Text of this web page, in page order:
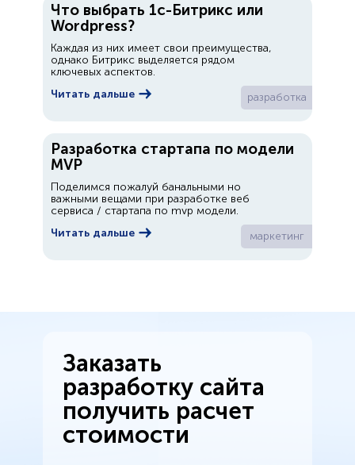
Что выбрать 1с-Битрикс или
Wordpress?
Каждая из них имеет свои преимущества,
однако Битрикс выделяется рядом
ключевых аспектов.
Читать дальше
разработка
Разработка стартапа по модели
MVP
Поделимся пожалуй банальными но
важными вещами при разработке веб
сервиса / стартапа по mvp модели.
Читать дальше
маркетинг
Заказать
разработку сайта
получить расчет
стоимости